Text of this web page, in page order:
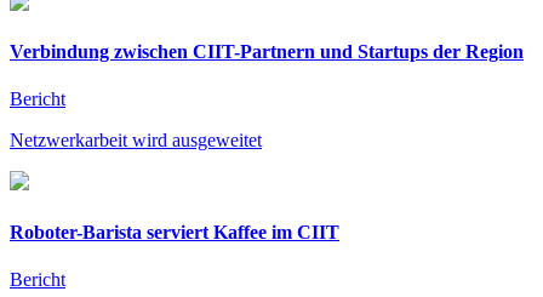
Verbindung zwischen CIIT-Partnern und Startups der Region
Bericht
Netzwerkarbeit wird ausgeweitet
Roboter-Barista serviert Kaffee im CIIT
Bericht